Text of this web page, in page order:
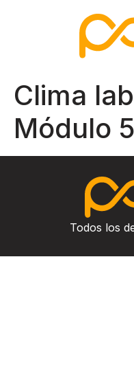
Clima
Módulo 5
Todos los